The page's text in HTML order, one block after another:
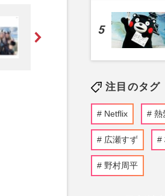
注目のタグ
Netflix 熱
広瀬すず
野村周平